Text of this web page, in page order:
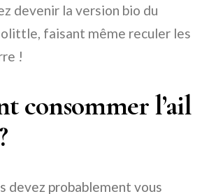
devenir la version bio du
faisant même reculer les
!
consommer l’ail
devez probablement vous